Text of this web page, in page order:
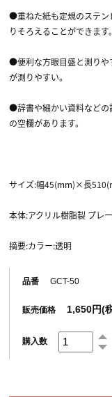
●重ねた紙も定規のステン
りそろえることができます。
●便利な方眼目盛と測りや
が測りやすい。
●辞書や細かい資料などの
の空欄があります。
サイズ:幅45(mm)×長
本体:アクリル樹脂製 プレ
摘要:カラー:透明
品番 GCT-50
販売価格 1,650円(
購入数